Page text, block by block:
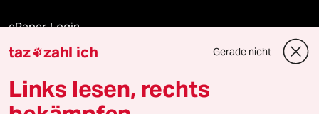
ePaper Login
Downloads für Abonnierende
taz zahl ich Gerade nicht
Links lesen, rechts